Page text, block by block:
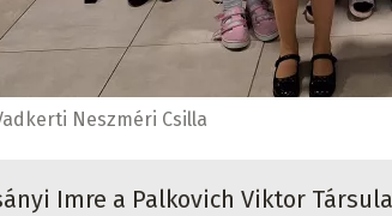
Neszméri Csilla
Imre a Palkovich Viktor